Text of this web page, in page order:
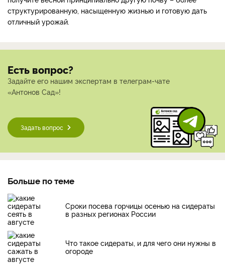
структурированную, насыщенную жизнью и готовую дать
отличный урожай.
Есть вопрос?
Задайте его нашим экспертам в телеграм-чате
«Антонов Сад»!
Задать вопрос
Больше по теме
Сроки посева горчицы осенью на сидераты
в разных регионах России
Что такое сидераты, и для чего они нужны в
огороде